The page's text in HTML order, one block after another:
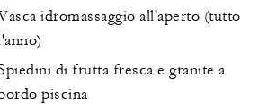
idromassaggio all'aperto (tutto
di frutta fresca e granite a
piscina